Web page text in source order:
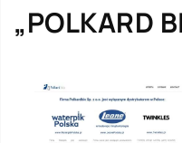
„POLKARD